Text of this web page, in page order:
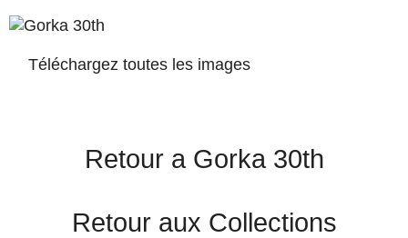
Téléchargez toutes les images
Retour a Gorka 30th
Retour aux Collections